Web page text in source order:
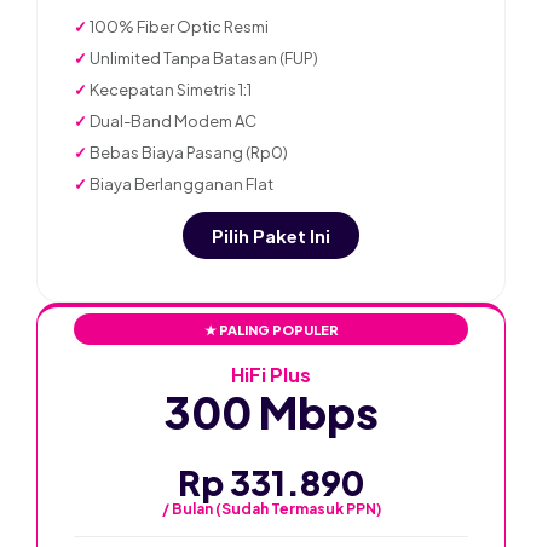
✓ 100% Fiber Optic Resmi
✓ Unlimited Tanpa Batasan (FUP)
✓ Kecepatan Simetris 1:1
✓ Dual-Band Modem AC
✓ Bebas Biaya Pasang (Rp0)
✓ Biaya Berlangganan Flat
Pilih Paket Ini
★ PALING POPULER
HiFi Plus
300 Mbps
Rp 331.890
/ Bulan (Sudah Termasuk PPN)